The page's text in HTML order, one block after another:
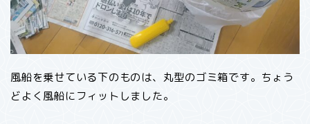
風船を乗せている下のものは、丸型のゴミ箱です。ちょう
どよく風船にフィットしました。